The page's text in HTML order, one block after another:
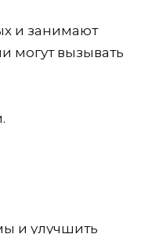
и занимают
могут вызывать
и улучшить